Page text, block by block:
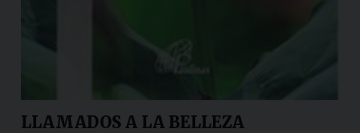
LLAMADOS A LA BELLEZA